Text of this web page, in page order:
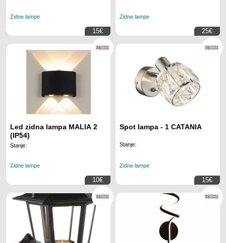
Zidne lampe
15€
Zidne lampe
25€
Led zidna lampa MALIA 2
(IP54)
Stanje:
Zidne lampe
10€
Spot lampa - 1 CATANIA
Stanje:
Zidne lampe
15€